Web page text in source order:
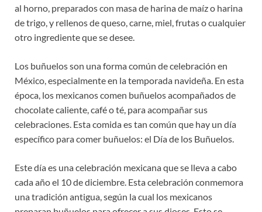
al horno, preparados con masa de harina de maíz o harina
de trigo, y rellenos de queso, carne, miel, frutas o cualquier
otro ingrediente que se desee.
Los buñuelos son una forma común de celebración en
México, especialmente en la temporada navideña. En esta
época, los mexicanos comen buñuelos acompañados de
chocolate caliente, café o té, para acompañar sus
celebraciones. Esta comida es tan común que hay un día
específico para comer buñuelos: el Día de los Buñuelos.
Este día es una celebración mexicana que se lleva a cabo
cada año el 10 de diciembre. Esta celebración conmemora
una tradición antigua, según la cual los mexicanos